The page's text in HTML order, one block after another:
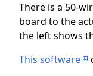
There is a 50-
board to the
the left shows
This software